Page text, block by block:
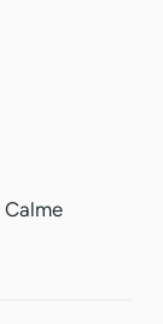
Calme